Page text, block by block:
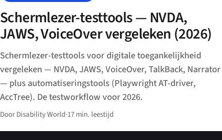
Schermlezer-testtools — NVDA,
JAWS, VoiceOver vergeleken (2026)
Schermlezer-testtools voor digitale toegankelijkheid
vergeleken — NVDA, JAWS, VoiceOver, TalkBack, Narrator
— plus automatiseringstools (Playwright AT-driver,
AccTree). De testworkflow voor 2026.
Door Disability World·17 min. leestijd